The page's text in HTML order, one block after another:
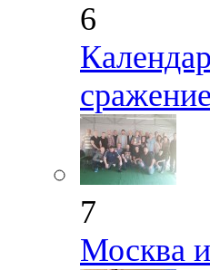
6
сражение
7
Москва